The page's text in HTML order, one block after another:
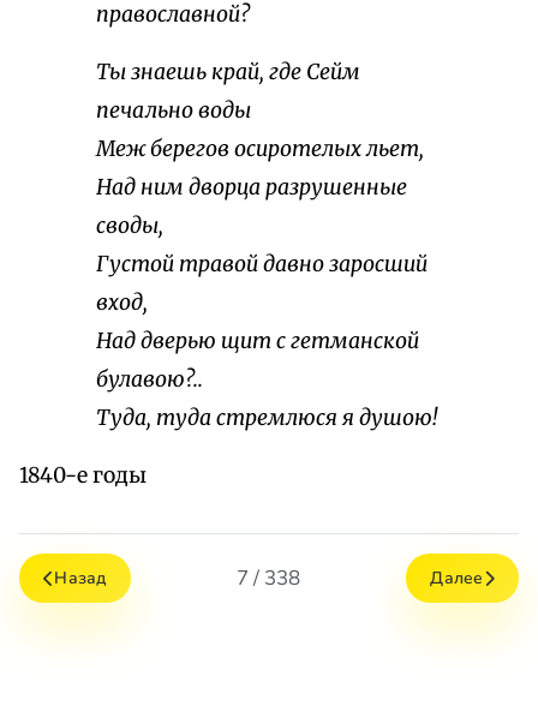
православной?
Ты знаешь край, где Сейм
печально воды
Меж берегов осиротелых льет,
Над ним дворца разрушенные
своды,
Густой травой давно заросший
вход,
Над дверью щит с гетманской
булавою?..
Туда, туда стремлюся я душою!
1840-е годы
Назад 7 / 338 Далее